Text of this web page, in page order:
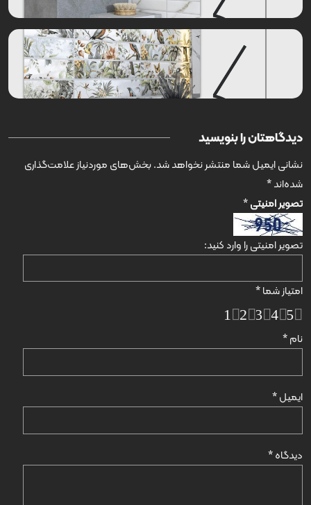
دیدگاهتان را بنویسید
نشانی ایمیل شما منتشر نخواهد شد.بخش‌های موردنیاز علامت‌گذاری
شده‌اند*
دیدگاه*
نام*
ایمیل*
تصویر امنیتی*
تصویر امنیتی را وارد کنید:
امتیاز شما*
5
4
3
2
1